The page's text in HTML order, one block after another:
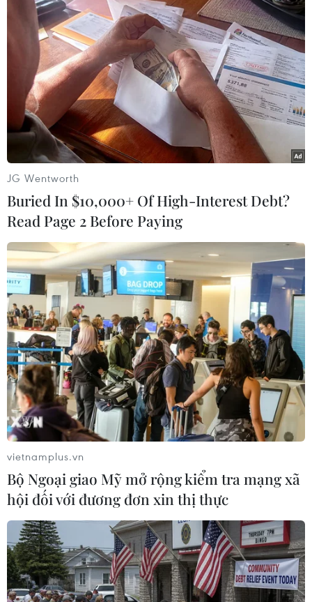
JG Wentworth
Buried In $10,000+ Of High-Interest Debt?
Read Page 2 Before Paying
vietnamplus.vn
Bộ Ngoại giao Mỹ mở rộng kiểm tra mạng xã
hội đối với đương đơn xin thị thực